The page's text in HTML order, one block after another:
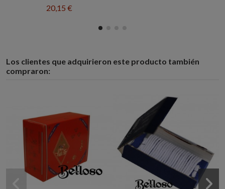
20,15 €
Los clientes que adquirieron este producto también
compraron: